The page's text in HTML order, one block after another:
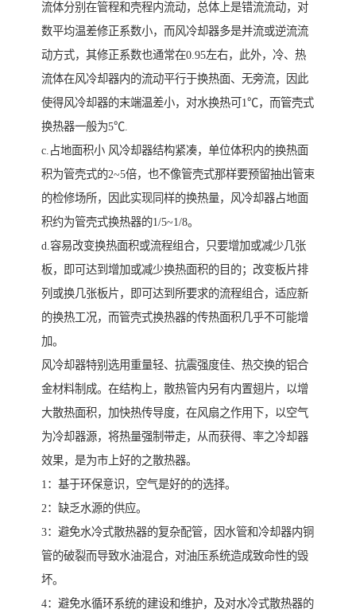
流体分别在管程和壳程内流动，总体上是错流流动，对
数平均温差修正系数小，而风冷却器多是并流或逆流流
动方式，其修正系数也通常在0.95左右，此外，冷、热
流体在风冷却器内的流动平行于换热面、无旁流，因此
使得风冷却器的末端温差小，对水换热可1℃，而管壳式
换热器一般为5℃.
c.占地面积小 风冷却器结构紧凑，单位体积内的换热面
积为管壳式的2~5倍，也不像管壳式那样要预留抽出管束
的检修场所，因此实现同样的换热量，风冷却器占地面
积约为管壳式换热器的1/5~1/8。
d.容易改变换热面积或流程组合，只要增加或减少几张
板，即可达到增加或减少换热面积的目的；改变板片排
列或换几张板片，即可达到所要求的流程组合，适应新
的换热工况，而管壳式换热器的传热面积几乎不可能增
加。
风冷却器特别选用重量轻、抗震强度佳、热交换的铝合
金材料制成。在结构上，散热管内另有内置翅片，以增
大散热面积，加快热传导度，在风扇之作用下，以空气
为冷却器源，将热量强制带走，从而获得、率之冷却器
效果，是为市上好的之散热器。
1：基于环保意识，空气是好的的选择。
2：缺乏水源的供应。
3：避免水冷式散热器的复杂配管，因水管和冷却器内铜
管的破裂而导致水油混合，对油压系统造成致命性的毁
坏。
4：避免水循环系统的建设和维护，及对水冷式散热器的